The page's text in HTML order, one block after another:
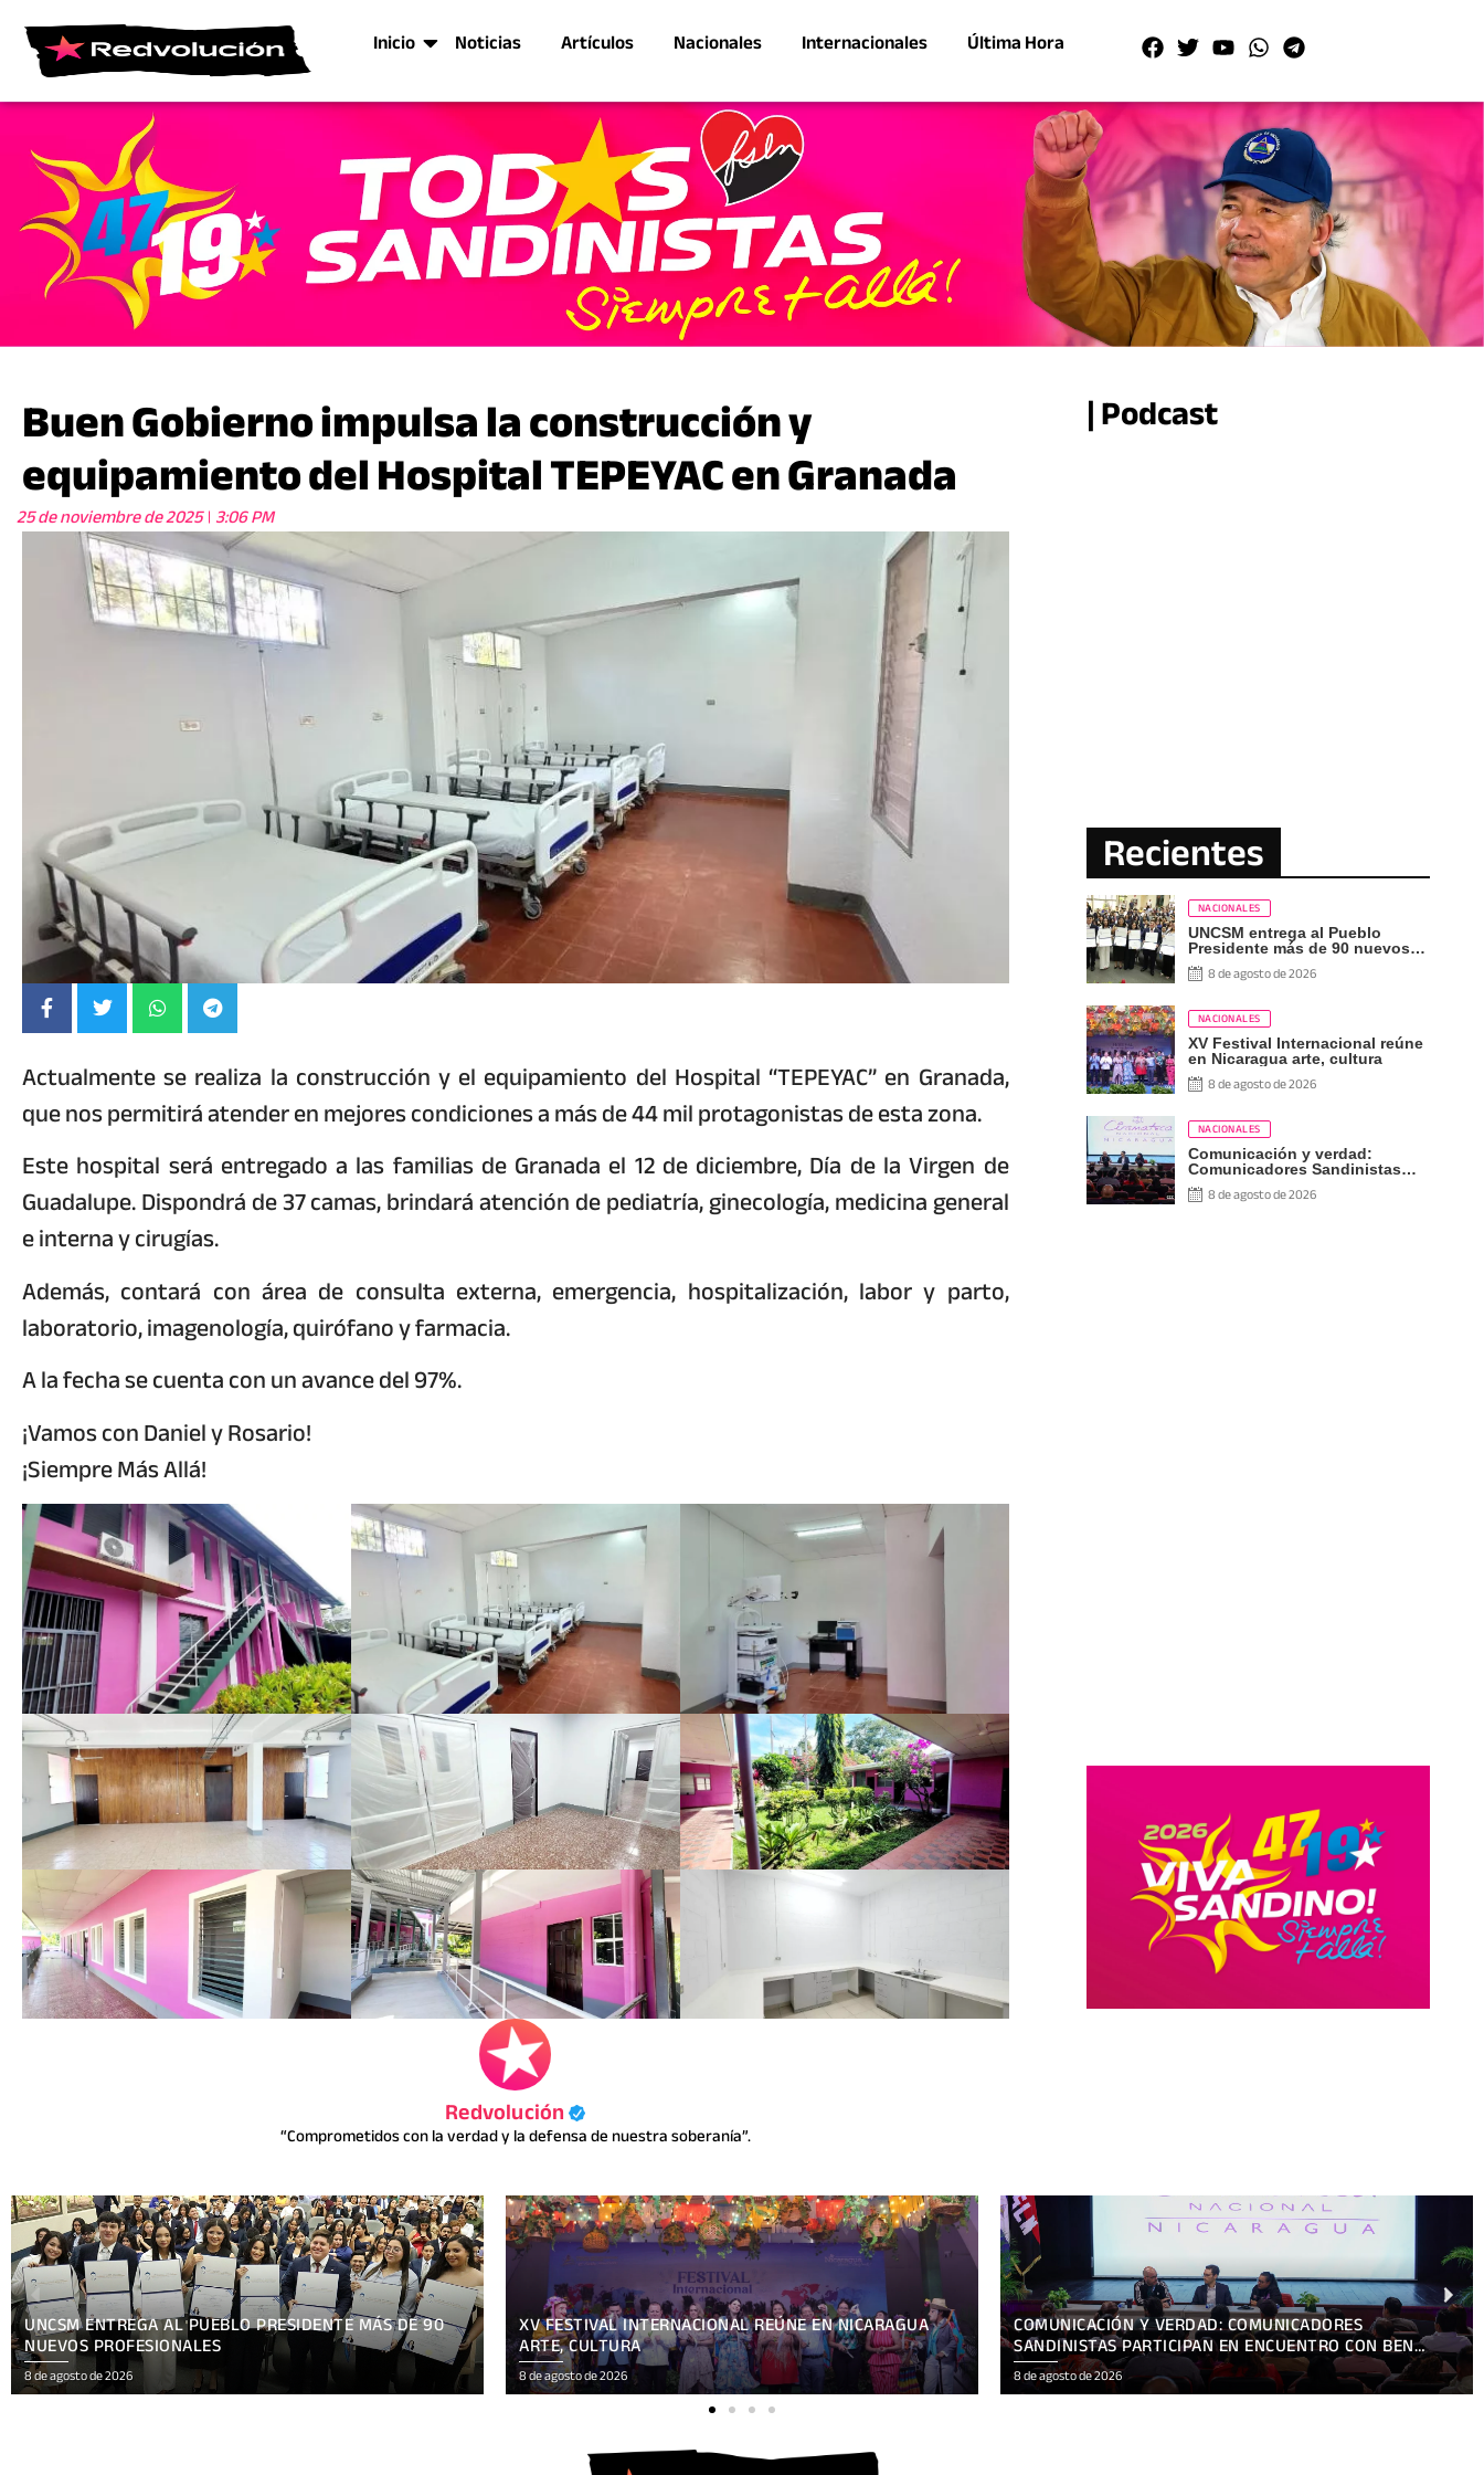
Inicio Noticias Artículos Nacionales Internacionales Última Hora
Buen Gobierno impulsa la construcción y
equipamiento del Hospital TEPEYAC en Granada
25 de noviembre de 2025 3:06 PM
Actualmente se realiza la construcción y el equipamiento del Hospital “TEPEYAC” en Granada,
que nos permitirá atender en mejores condiciones a más de 44 mil protagonistas de esta zona.
Este hospital será entregado a las familias de Granada el 12 de diciembre, Día de la Virgen de
Guadalupe. Dispondrá de 37 camas, brindará atención de pediatría, ginecología, medicina general
e interna y cirugías.
Además, contará con área de consulta externa, emergencia, hospitalización, labor y parto,
laboratorio, imagenología, quirófano y farmacia.
A la fecha se cuenta con un avance del 97%.
¡Vamos con Daniel y Rosario!
¡Siempre Más Allá!
Redvolución
“Comprometidos con la verdad y la defensa de nuestra soberanía”.
| Podcast
Recientes
NACIONALES
UNCSM entrega al Pueblo
Presidente más de 90 nuevos
profesionales
8 de agosto de 2026
NACIONALES
XV Festival Internacional reúne
en Nicaragua arte, cultura
8 de agosto de 2026
NACIONALES
Comunicación y verdad:
Comunicadores Sandinistas
participan en encuentro con
Ben Norton
8 de agosto de 2026
XV FESTIVAL INTERNACIONAL REÚNE EN NICARAGUA
ARTE, CULTURA
8 de agosto de 2026
COMUNICACIÓN Y VERDAD: COMUNICADORES
SANDINISTAS PARTICIPAN EN ENCUENTRO CON BEN
NORTON
8 de agosto de 2026
NICARAGUA SALUDA A SINGAPUR EN EL 61 ANIVERSARIO
DE SU INDEPENDENCIA
8 de agosto de 2026